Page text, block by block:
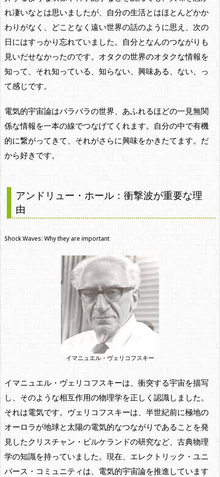
れ凄いなとは思いましたが、自分の生活とはほとんどかか
わりがなく、どことなく遠い世界の話のように思え、次の
日にはすっかり忘れていました。自分となんのつながりも
見いだせなかったのです。オタクの世界のオタクな情報を
知って、それ知っている、知らない、興味ある、ない、っ
て感じです。
電気的宇宙論はバラバラの世界、あふれるほどの一見無関
係な情報を一本の線でつなげてくれます。自分の中で有機
的に繋がってきて、それがさらに興味をかきたてます。だ
から好きです。
アンドリュー・ホール：衝撃波が重要な理
由
Shock Waves: Why they are important
イマニュエル・ヴェリコフスキー
イマニュエル・ヴェリコフスキーは、衝突する宇宙を描写
し、そのような相互作用の物理学を正しく認識しました。
それは電気です。ヴェリコフスキーは、半世紀前に極地の
オーロラが地球と太陽の電気的なつながりであることを発
見したクリスチャン・ビルケランドの研究など、古典物理
学の知識を持っていました。現在、エレクトリック・ユニ
バース・コミュニティは、電気的宇宙論を推進しています